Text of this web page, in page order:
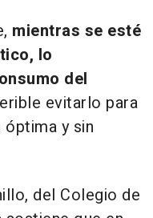
mientras se esté
lo
del
evitarlo para
óptima y sin
del Colegio de